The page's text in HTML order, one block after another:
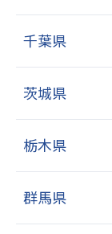
千葉県
茨城県
栃木県
群馬県